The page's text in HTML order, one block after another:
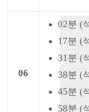
06
02분 (
17분 (
31분 (
38분 (
45분 (
58분 (